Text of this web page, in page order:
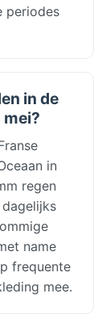
periodes
in de
mei?
in
regen
name
frequente
mee.